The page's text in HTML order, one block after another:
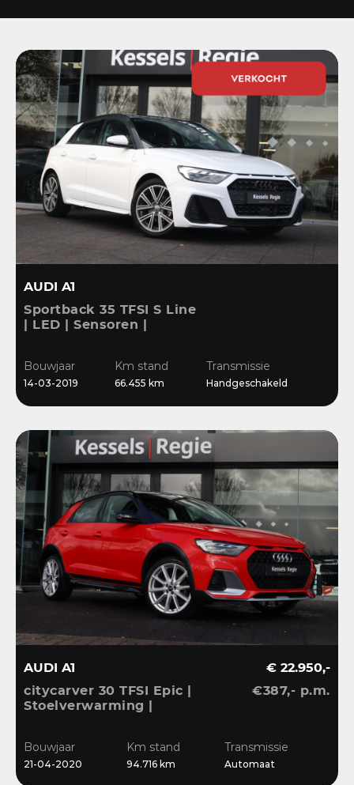
AUDI A1
Sportback 35 TFSI S Line
| LED | Sensoren |
Bouwjaar
14-03-2019
Km stand
66.455 km
Transmissie
Handgeschakeld
AUDI A1
citycarver 30 TFSI Epic |
Stoelverwarming |
Navi
€ 22.950,-
€387,- p.m.
Bouwjaar
21-04-2020
Km stand
94.716 km
Transmissie
Automaat